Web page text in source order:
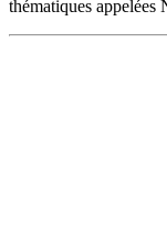
thématiques appelées